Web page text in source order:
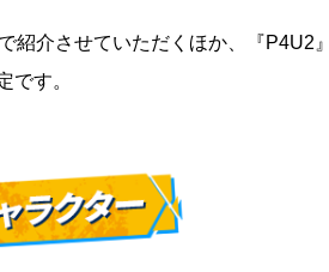
紹介させていただくほか、『P4U2』
です。